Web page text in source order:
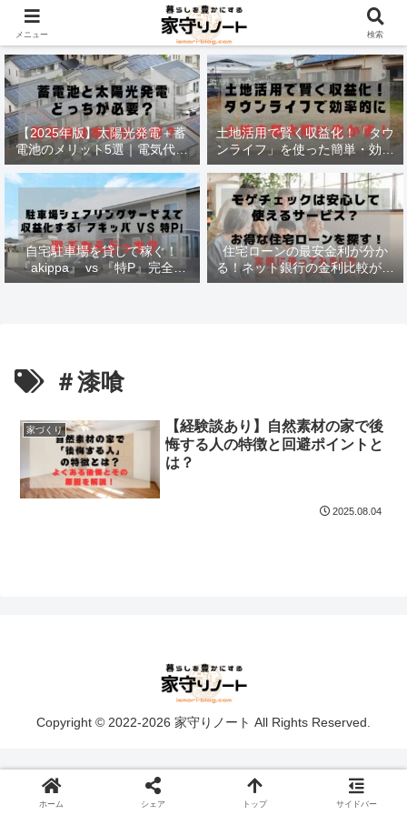
材木価格と流通状況！
【2025年版】太陽光発電＋蓄
電池のメリット5選｜電気代削
減・停電対策も徹底解説
土地活用で賢く収益化！「タウ
ンライフ」を使った簡単・効率
的な方法
自宅駐車場を貸して稼ぐ！
『akippa』 vs 『特P』完全比
較で最適な選択法
住宅ローンの最安金利が分か
る！ネット銀行の金利比較がで
きる
＃漆喰
家づくり
【経験談あり】自然素材の家で後
悔する人の特徴と回避ポイントと
は？
2025.08.04
Copyright © 2022-2026 家守りノート All Rights Reserved.
メニュー 検索
ホーム シェア トップ サイドバー